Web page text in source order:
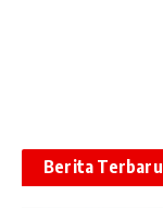
Berita Terbaru